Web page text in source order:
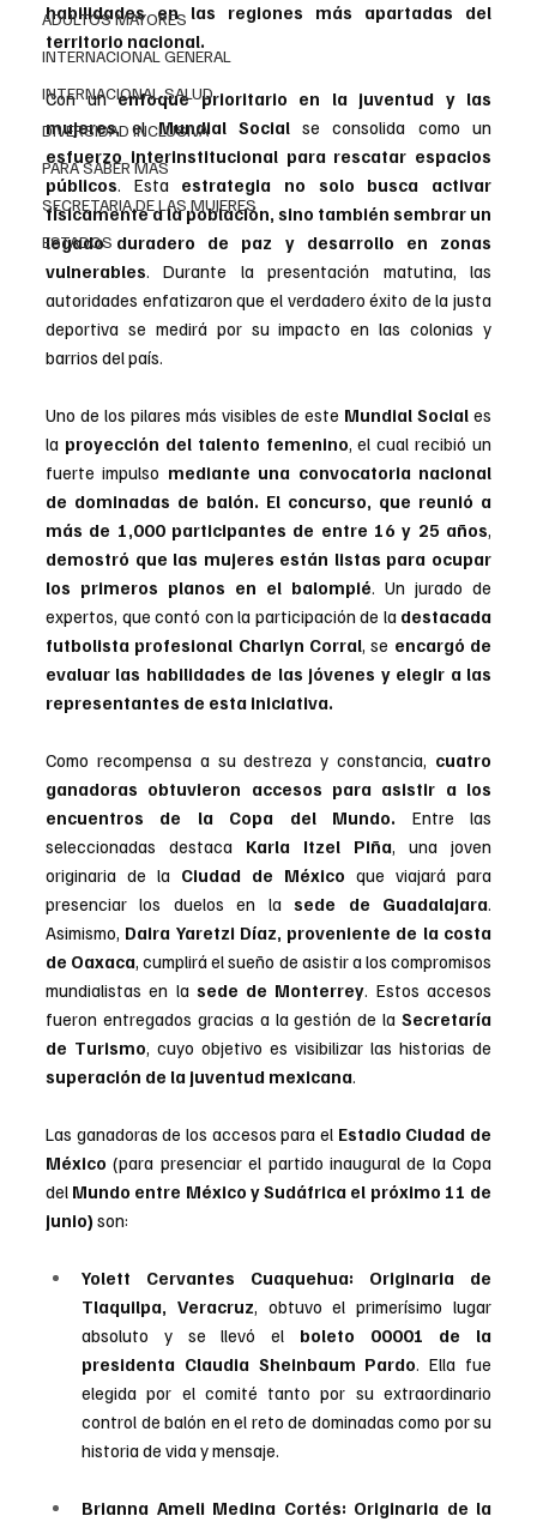
ADULTOS MAYORES
INTERNACIONAL GENERAL
INTERNACIONAL SALUD
DIVERSIDAD INCLUSIVA
PARA SABER MAS
SECRETARIA DE LAS MUJERES
ESTADOS
habilidades en las regiones más apartadas del
territorio nacional.
Con un enfoque prioritario en la juventud y las
mujeres, el Mundial Social
esfuerzo interinstitucional para rescatar espacios
públicos. Esta estrategia no solo busca activar
físicamente a la población, sino también sembrar un
legado duradero de paz y desarrollo en zonas
vulnerables. Durante la presentación matutina, las
autoridades enfatizaron que el verdadero éxito de la justa
deportiva se medirá por su impacto en las colonias y
barrios del país.
Uno de los pilares más visibles de este Mundial Social es
la proyección del talento femenino, el cual recibió un
fuerte impulso mediante una convocatoria nacional
de dominadas de balón. El concurso, que reunió a
más de 1,000 participantes de entre 16 y 25 años
demostró que las mujeres están listas para ocupar
los primeros planos en el balompié. Un jurado de
expertos, que contó con la participación de la destacada
futbolista profesional Charlyn Corral, se encargó de
evaluar las habilidades de las jóvenes y elegir a las
representantes de esta iniciativa.
Como recompensa a su destreza y constancia, cuatro
ganadoras obtuvieron accesos para asistir a los
encuentros de la Copa del Mundo. Entre las
seleccionadas destaca Karla Itzel Piña, una joven
originaria de la Ciudad de México que viajará para
presenciar los duelos en la sede de Guadalajara.
Asimismo, Daira Yaretzi Díaz, proveniente de la costa
de Oaxaca, cumplirá el sueño de asistir a los compromisos
mundialistas en la sede de Monterrey. Estos accesos
fueron entregados gracias a la gestión de la Secretaría
de Turismo
superación de la juventud mexicana.
Las ganadoras de los accesos para el Estadio Ciudad de
México (para presenciar el partido inaugural de la Copa
del Mundo entre México y Sudáfrica el próximo 11 de
junio) son:
Yolett Cervantes Cuaquehua: Originaria de
Tlaquilpa, Veracruz, obtuvo el primerísimo lugar
absoluto y se llevó el boleto 00001 de la
presidenta Claudia Sheinbaum Pardo. Ella fue
elegida por el comité tanto por su extraordinario
control de balón en el reto de dominadas como por su
historia de vida y mensaje.
Brianna Ameli Medina Cortés: Originaria de la